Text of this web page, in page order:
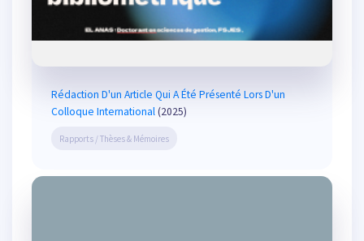
Rédaction D'un Article Qui A Été Présenté Lors D'un
Colloque International(2025)
Rapports / Thèses & Mémoires